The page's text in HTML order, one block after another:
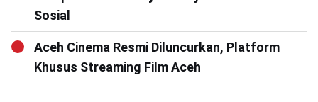
Sosial
Aceh Cinema Resmi Diluncurkan, Platform
Khusus Streaming Film Aceh